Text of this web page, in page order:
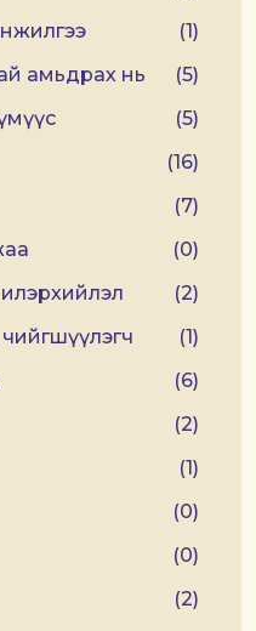
(1)
амьдрах нь
(5)
(5)
(16)
(7)
(0)
(2)
(1)
(6)
(2)
(1)
(0)
(0)
(2)